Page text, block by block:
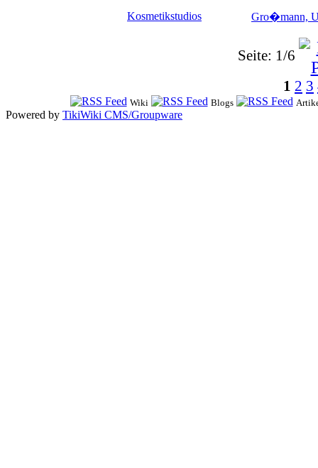
Kosmetikstudios Gro�mann,
Seite: 1/6
1 2 3
Wiki Blogs
Powered by TikiWiki CMS/Groupware